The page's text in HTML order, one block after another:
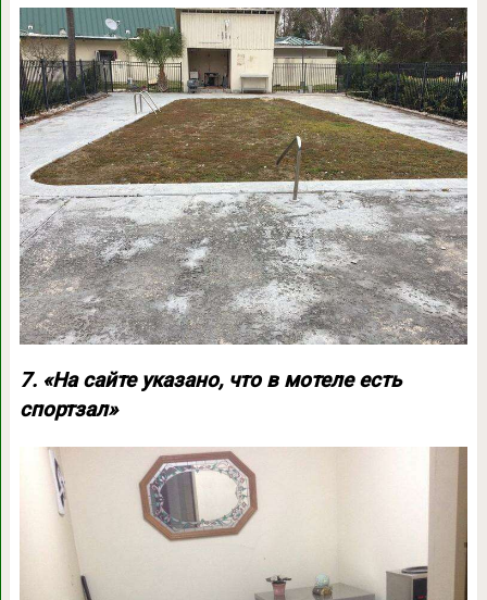
7. «На сайте указано, что в мотеле есть
спортзал»